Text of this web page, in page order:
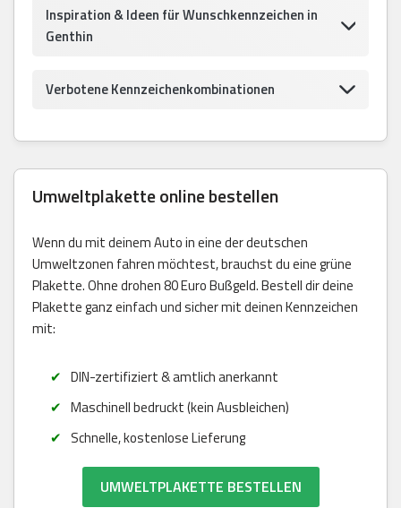
Inspiration & Ideen für Wunschkennzeichen in
Genthin
Verbotene Kennzeichenkombinationen
Umweltplakette online bestellen
Wenn du mit deinem Auto in eine der deutschen
Umweltzonen fahren möchtest, brauchst du eine grüne
Plakette. Ohne drohen 80 Euro Bußgeld. Bestell dir deine
Plakette ganz einfach und sicher mit deinen Kennzeichen
mit:
DIN-zertifiziert & amtlich anerkannt
Maschinell bedruckt (kein Ausbleichen)
Schnelle, kostenlose Lieferung
UMWELTPLAKETTE BESTELLEN